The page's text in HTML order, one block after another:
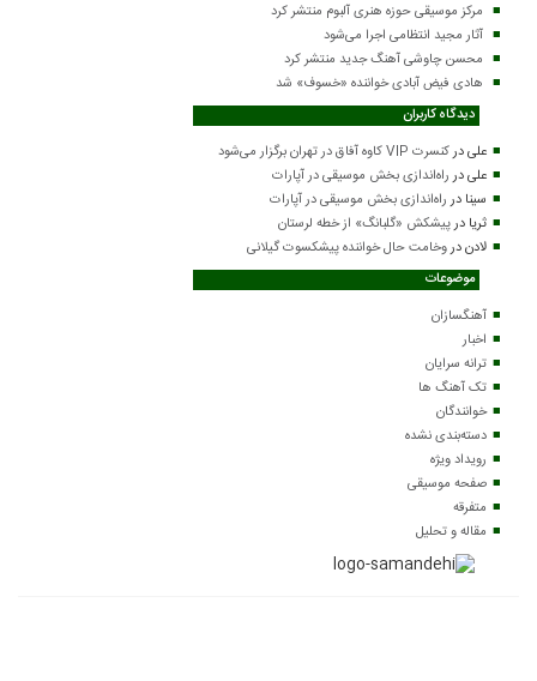
مرکز موسیقی حوزه هنری آلبوم منتشر کرد
آثار مجید انتظامی اجرا می‌شود
محسن چاوشی آهنگ جدید منتشر کرد
هادی فیض آبادی خواننده «خسوف» شد
دیدگاه کاربران
علیدرکنسرت VIP کاوه آفاق در تهران برگزار می‌شود
علیدرراه‌اندازی بخش موسیقی در آپارات
سینا درراه‌اندازی بخش موسیقی در آپارات
ثریا درپیشکش «گلبانگ» از خطه لرستان
لادندروخامت حال خواننده پیشکسوت گیلانی
موضوعات
آهنگسازان
اخبار
ترانه سرایان
تک آهنگ ها
خوانندگان
دسته‌بندی نشده
رویداد ویژه
صفحه موسیقی
متفرقه
مقاله و تحلیل